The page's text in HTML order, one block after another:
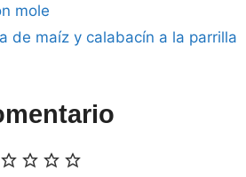
mole
de maíz y calabacín a la parrilla